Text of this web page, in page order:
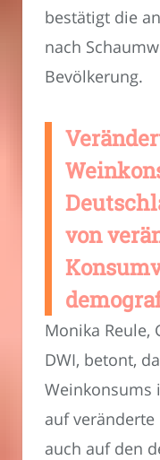
bestätigt die
nach
Bevölkerung.
von
Monika Reule,
DWI, betont,
Weinkonsums
auf
auch auf den